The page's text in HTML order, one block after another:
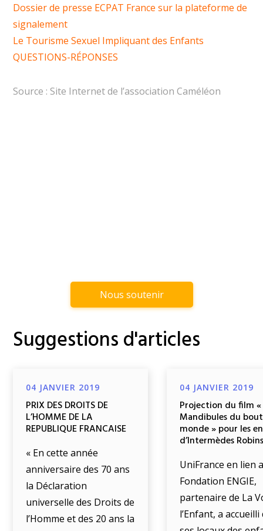
Dossier de presse ECPAT France sur la plateforme de
signalement
Le Tourisme Sexuel Impliquant des Enfants
QUESTIONS-RÉPONSES
Source : Site Internet de l’association Caméléon
Nous soutenir
Suggestions d'articles
04 JANVIER 2019
PRIX DES DROITS DE
L’HOMME DE LA
REPUBLIQUE FRANCAISE
« En cette année
anniversaire des 70 ans
la Déclaration
universelle des Droits de
l’Homme et des 20 ans la
04 JANVIER 2019
Projection du film «
Mandibules du
monde » pour les
d’Intermèdes
UniFrance en lien
Fondation ENGIE,
partenaire de La
l’Enfant, a accueilli